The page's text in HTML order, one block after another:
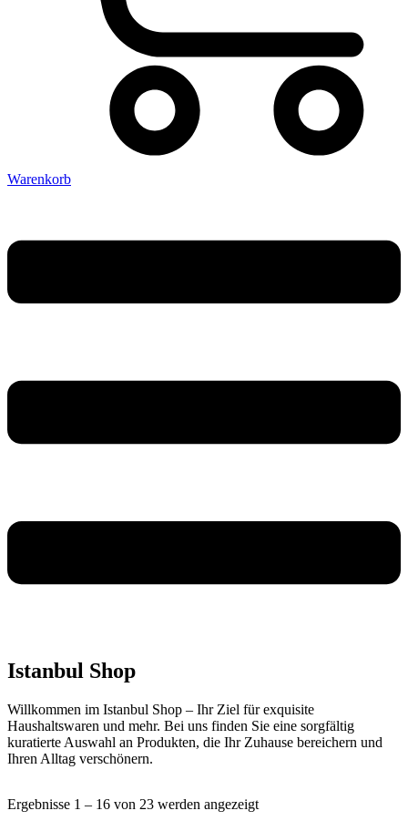
Warenkorb
Istanbul Shop
Willkommen im Istanbul Shop – Ihr Ziel für exquisite
Haushaltswaren und mehr. Bei uns finden Sie eine sorgfältig
kuratierte Auswahl an Produkten, die Ihr Zuhause bereichern und
Ihren Alltag verschönern.
Ergebnisse 1 – 16 von 23 werden angezeigt